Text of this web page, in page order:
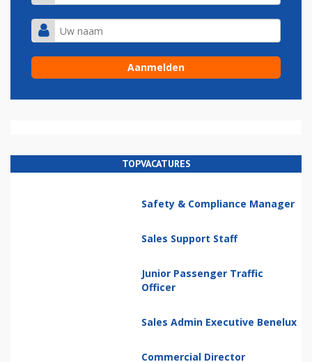
TOPVACATURES
Safety & Compliance Manager
Sales Support Staff
Junior Passenger Traffic
Officer
Sales Admin Executive Benelux
Commercial Director